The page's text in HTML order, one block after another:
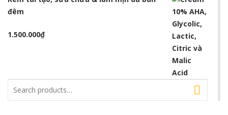
đêm
1.500.000₫